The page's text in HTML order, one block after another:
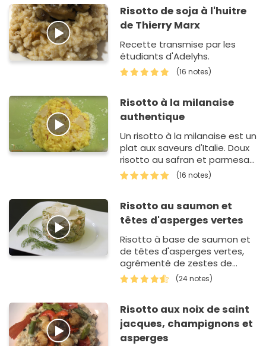
Risotto de soja à l'huitre
de Thierry Marx
Recette transmise par les
étudiants d'Adelyhs.
(16 notes)
Risotto à la milanaise
authentique
Un risotto à la milanaise est un
plat aux saveurs d'Italie. Doux
risotto au safran et parmesan
...
(16 notes)
Risotto au saumon et
têtes d'asperges vertes
Risotto à base de saumon et
de têtes d'asperges vertes,
agrémenté de zestes de
citrons, d'aneth et de
parmesan.
(24 notes)
Risotto aux noix de saint
jacques, champignons et
asperges